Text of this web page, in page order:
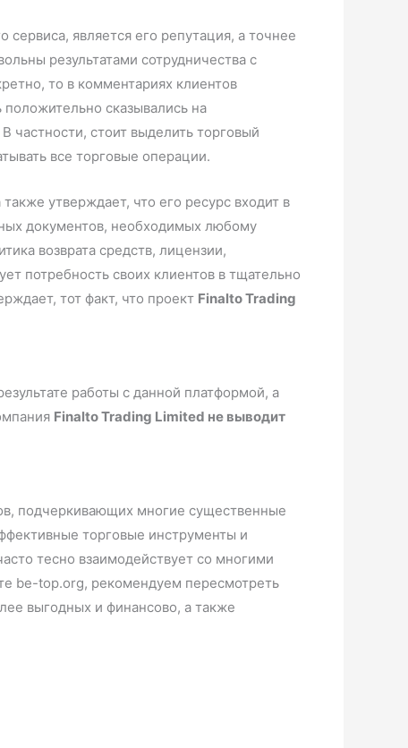
является его репутация, а точнее
результатами сотрудничества с
то в комментариях клиентов
сказывались на
частности, стоит выделить торговый
все торговые операции.
утверждает, что его ресурс входит в
документов, необходимых любому
возврата средств, лицензии,
потребность своих клиентов в тщательно
тот факт, что проект Finalto Trading
работы с данной платформой, а
Finalto Trading Limited не выводит
подчеркивающих многие существенные
торговые инструменты и
тесно взаимодействует со многими
be-top.org, рекомендуем пересмотреть
выгодных и финансово, а также